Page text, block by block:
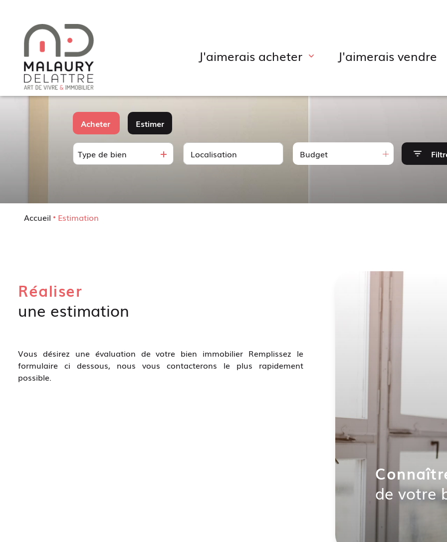
j'aimerais acheter
Mon local professionnel
Mon investissement locatif
j'aimerais vendre
Acheter
De l'ancien
Estimer
Type de bien Budget
Accueil Estimation
de votre
Réaliser
une estimation
Vous désirez une évaluation de votre bien immobilier Remplissez le
formulaire ci dessous, nous vous contacterons le plus rapidement
possible.